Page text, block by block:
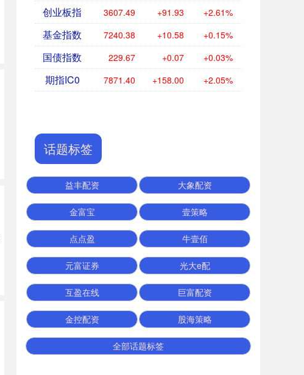
创业板指 3607.49 +91.93 +2.61%
基金指数 7240.38 +10.58 +0.15%
国债指数 229.67 +0.07 +0.03%
期指IC0 7871.40 +158.00 +2.05%
话题标签
益丰配资 大象配资
金富宝 壹策略
点点盈 牛壹佰
元富证券 光大e配
互盈在线 巨富配资
金控配资 股海策略
全部话题标签